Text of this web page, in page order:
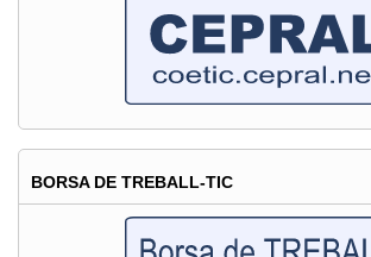
BORSA DE TREBALL-TIC